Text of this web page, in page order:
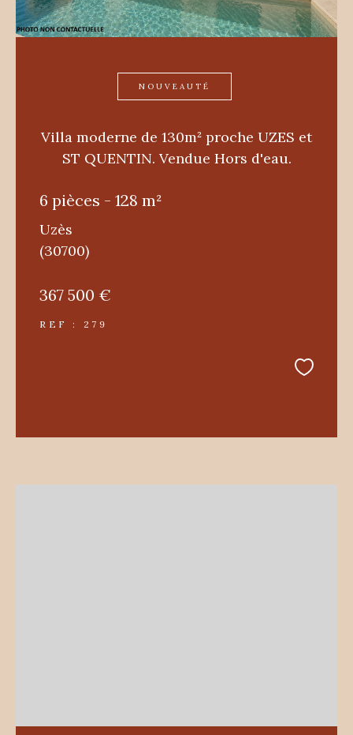
NOUVEAUTÉ
Villa moderne de 130m² proche UZES et
ST QUENTIN. Vendue Hors d'eau.
6 pièces - 128 m²
Uzès
(30700)
367 500 €
REF : 279